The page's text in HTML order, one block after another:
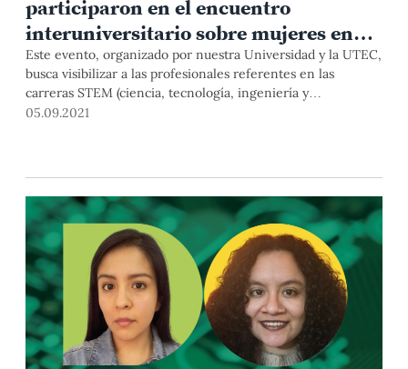
participaron en el encuentro
interuniversitario sobre mujeres en
ciencia, tecnología e innovación
Este evento, organizado por nuestra Universidad y la UTEC,
busca visibilizar a las profesionales referentes en las
carreras STEM (ciencia, tecnología, ingeniería y
matemáticas) en el país y el mundo, y, con ello, inspirar a
05.09.2021